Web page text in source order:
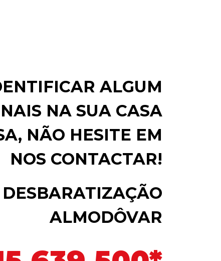
ALGUM
NA SUA CASA
NÃO HESITE EM
NOS CONTACTAR!
DESBARATIZAÇÃO
ALMODÔVAR